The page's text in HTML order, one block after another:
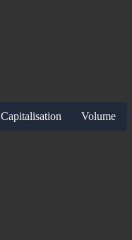
Capitalisation Volume